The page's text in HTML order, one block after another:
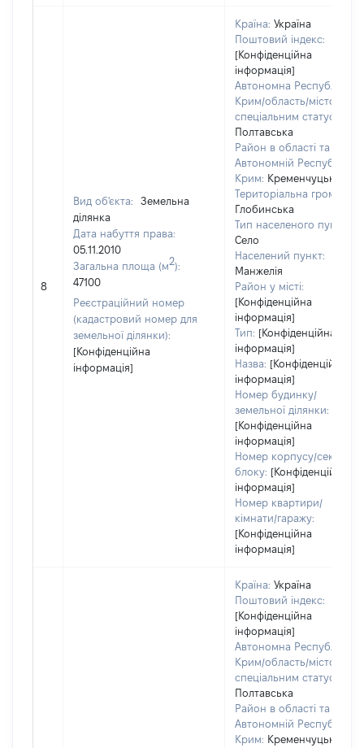
8
Вид об'єкта:
Земельна
ділянка
Дата набуття права:
05.11.2010
Загальна площа (м2):
47100
Реєстраційний номер
(кадастровий номер для
земельної ділянки):
[Конфіденційна
інформація]
Країна: Україна
Поштовий індекс:
[Конфіденційна
інформація]
Автономна Республіка
Крим/область/місто зі
спеціальним статусом:
Полтавська
Район в області та
Автономній Республіці
Крим: Кременчуцький
Територіальна громада:
Глобинська
Тип населеного пункту:
Село
Населений пункт:
Манжелія
Район у місті:
[Конфіденційна
інформація]
Тип: [Конфіденційна
інформація]
Назва: [Конфіденційна
інформація]
Номер будинку/
земельної ділянки:
[Конфіденційна
інформація]
Номер корпусу/секції/
блоку: [Конфіденційна
інформація]
Номер квартири/
кімнати/гаражу:
[Конфіденційна
інформація]
Країна: Україна
Поштовий індекс:
[Конфіденційна
інформація]
Автономна Республіка
Крим/область/місто зі
спеціальним статусом:
Полтавська
Район в області та
Автономній Республіці
Крим: Кременчуцький